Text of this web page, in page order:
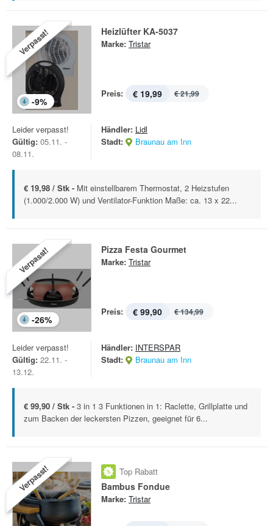
Verpasst!
-9%
Heizlüfter KA-5037
Marke: Tristar
Preis: € 19,99 € 21,99
Leider verpasst!
Gültig: 05.11. -
08.11.
Händler: Lidl
Stadt:
Braunau am Inn
€ 19,98 / Stk - Mit einstellbarem Thermostat, 2 Heizstufen
(1.000/2.000 W) und Ventilator-Funktion Maße: ca. 13 x 22...
Verpasst!
-26%
Pizza Festa Gourmet
Marke: Tristar
Preis: € 99,90 € 134,99
Leider verpasst!
Gültig: 22.11. -
13.12.
Händler: INTERSPAR
Stadt:
Braunau am Inn
€ 99,90 / Stk - 3 in 1 3 Funktionen in 1: Raclette, Grillplatte und
zum Backen der leckersten Pizzen, geeignet für 6...
Verpasst! Top Rabatt
Bambus Fondue
Marke: Tristar